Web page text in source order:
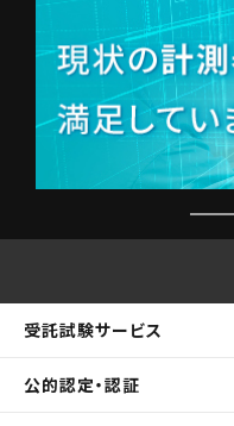
受託試験サービス
公的認定・認証